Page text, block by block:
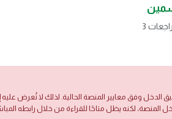
الدخل وفق معايير المنصة الحالية. لذلك لا تُعرض
المنصة، لكنه يظل متاحًا للقراءة من خلال رابطه